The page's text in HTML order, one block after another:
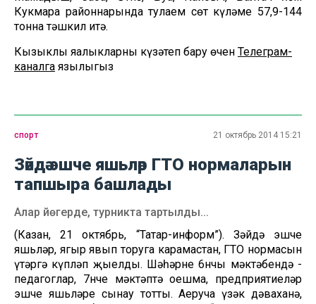
Кукмара районнарында тулаем сөт күләме 57,9-144
тонна тәшкил итә.
Кызыклы яңалыкларны күзәтеп бару өчен Телеграм-
каналга язылыгыз
спорт 21 октябрь 2014 15:21
Зәйдә эшче яшьләр ГТО нормаларын
тапшыра башлады
Алар йөгерде, турникта тартылды...
(Казан, 21 октябрь, “Татар-информ”). Зәйдә эшче
яшьләр, яңгыр явып торуга карамастан, ГТО нормасын
үтәргә күпләп җыелды. Шәһәрнең 6нчы мәктәбендә -
педагоглар, 7нче мәктәптә оешма, предприятиеләр
эшче яшьләре сынау тотты. Аеруча үзәк дәваханә,